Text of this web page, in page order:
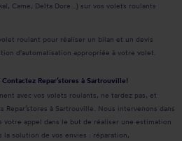
Came, Delta Dore…) sur vos volets roulants
roulant pour réaliser un bilan et un devis
d'automatisation appropriée à votre volet.
Repar’stores à Sartrouville!
avec vos volets roulants, ne tardez pas, et
à Sartrouville. Nous intervenons dans
votre appel dans le but de réaliser une estimation
la solution de vos envies : réparation,